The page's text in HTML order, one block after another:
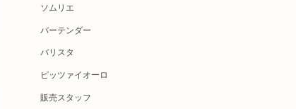
ソムリエ
バーテンダー
バリスタ
ピッツァイオーロ
販売スタッフ